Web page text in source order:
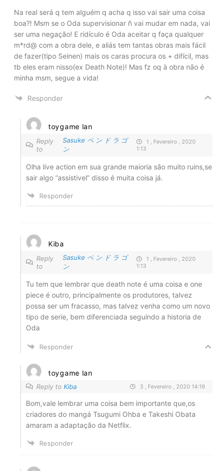
Na real será q tem alguém q acha q isso vai sair uma coisa
boa?! Msm se o Oda supervisionar ñ vai mudar em nada, vai
ser uma negação! E ridículo é Oda aceitar q faça qualquer
m*rd@ com a obra dele, e aliás tem tantas obras mais fácil
de fazer(tipo Seinen) mais os caras procura os + difícil, mas
tb eles eram nisso(ex Death Note)! Mas fz oq à obra não é
minha msm, segue a vida!
Responder
toygame lan
Reply
to
Sasuke ペ ン ド ラ ゴ
ン
1 , Fevereiro , 2020
1:13
Olha live action em sua grande maioria são muito ruins,se
sair algo “assistivel” disso é muita coisa já.
Responder
Kiba
Reply
to
Sasuke ペ ン ド ラ ゴ
ン
1 , Fevereiro , 2020
1:13
Tu tem que lembrar que death note é uma coisa e one
piece é outro, principalmente os produtores, talvez
possa ser um fracasso, mas talvez venha como um novo
tipo de serie, bem diferenciada seguindo a historia de
Oda
Responder
toygame lan
Reply to Kiba 3 , Fevereiro , 2020 14:19
Bom,vale lembrar uma coisa bem importante que,os
criadores do mangá Tsugumi Ohba e Takeshi Obata
amaram a adaptação da Netflix.
Responder